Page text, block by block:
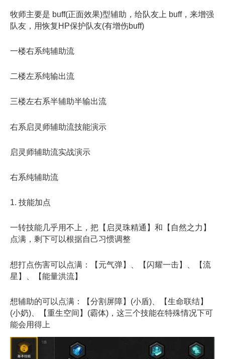
牧师主要是 buff(正面效果)型辅助，给队友上 buff，来增强
队友，用恢复HP保护队友(有增伤buff)
一楼右系纯辅助流
二楼左系纯输出流
三楼左右系半辅助半输出流
右系启灵师辅助流技能演示
启灵师辅助流实战演示
右系纯辅助流
1. 技能加点
一转技能几乎用不上，把【启灵珠精通】和【自然之力】
点满，剩下可以根据自己习惯调整
想打点伤害可以点满：【元气弹】、【闪耀一击】、【流
星】、【能量洪流】
想辅助的可以点满：【分割屏障】(小盾)、【生命联结】
(小奶)、【重生空间】(霸体)，这三个技能在特殊情况下可
能会用得上